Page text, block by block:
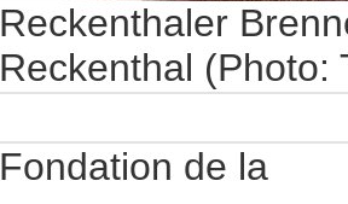
Reckenthaler
Reckenthal (Photo:
Fondation de la